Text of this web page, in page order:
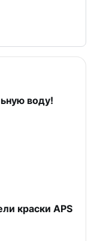
воду!
краски APS